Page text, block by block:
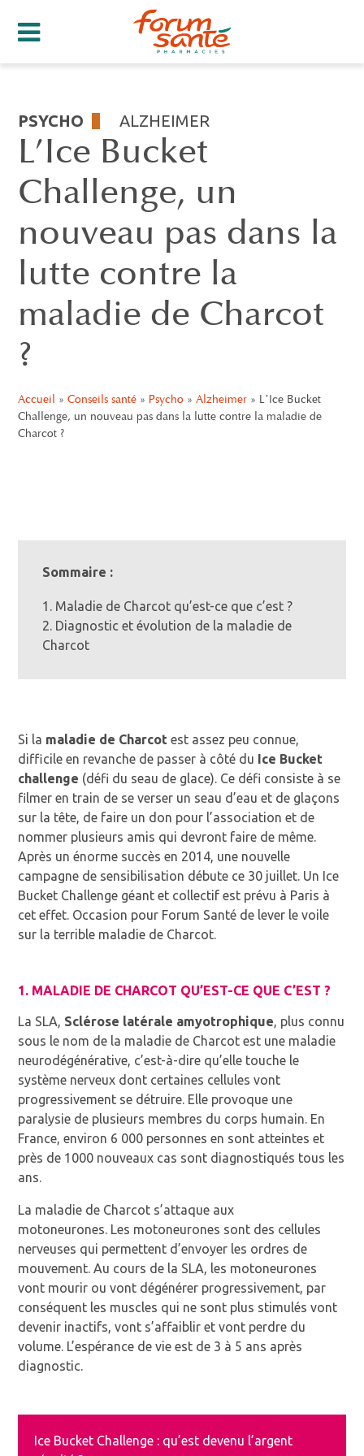
PSYCHO ALZHEIMER
L’Ice Bucket
Challenge, un
nouveau pas dans la
lutte contre la
maladie de Charcot
?
Accueil »Conseils santé » Psycho »Alzheimer » L’Ice Bucket
Challenge, un nouveau pas dans la lutte contre la maladie de
Charcot ?
Sommaire :
1. Maladie de Charcot qu’est-ce que c’est ?
2. Diagnostic et évolution de la maladie de
Charcot
Si la maladie de Charcot est assez peu connue,
difficile en revanche de passer à côté du Ice Bucket
challenge (défi du seau de glace). Ce défi consiste à se
filmer en train de se verser un seau d’eau et de glaçons
sur la tête, de faire un don pour l’association et de
nommer plusieurs amis qui devront faire de même.
Après un énorme succès en 2014, une nouvelle
campagne de sensibilisation débute ce 30 juillet. Un Ice
Bucket Challenge géant et collectif est prévu à Paris à
cet effet. Occasion pour Forum Santé de lever le voile
sur la terrible maladie de Charcot.
1. MALADIE DE CHARCOT QU’EST-CE QUE C’EST ?
La SLA, Sclérose latérale amyotrophique, plus connu
sous le nom de la maladie de Charcot est une maladie
neurodégénérative, c’est-à-dire qu’elle touche le
système nerveux dont certaines cellules vont
progressivement se détruire. Elle provoque une
paralysie de plusieurs membres du corps humain. En
France, environ 6 000 personnes en sont atteintes et
près de 1000 nouveaux cas sont diagnostiqués tous les
ans.
La maladie de Charcot s’attaque aux
motoneurones. Les motoneurones sont des cellules
nerveuses qui permettent d’envoyer les ordres de
mouvement. Au cours de la SLA, les motoneurones
vont mourir ou vont dégénérer progressivement, par
conséquent les muscles qui ne sont plus stimulés vont
devenir inactifs, vont s’affaiblir et vont perdre du
volume. L’espérance de vie est de 3 à 5 ans après
diagnostic.
Ice Bucket Challenge : qu’est devenu l’argent